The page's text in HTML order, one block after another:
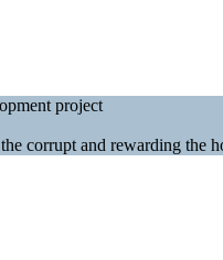
project
corrupt and rewarding the